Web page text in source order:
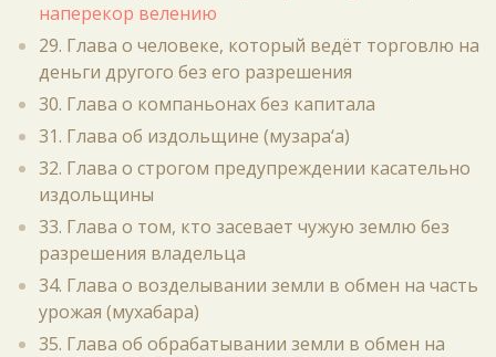
наперекор велению
29. Глава о человеке, который ведёт торговлю на
деньги другого без его разрешения
30. Глава о компаньонах без капитала
31. Глава об издольщине (музара‘а)
32. Глава о строгом предупреждении касательно
издольщины
33. Глава о том, кто засевает чужую землю без
разрешения владельца
34. Глава о возделывании земли в обмен на часть
урожая (мухабара)
35. Глава об обрабатывании земли в обмен на